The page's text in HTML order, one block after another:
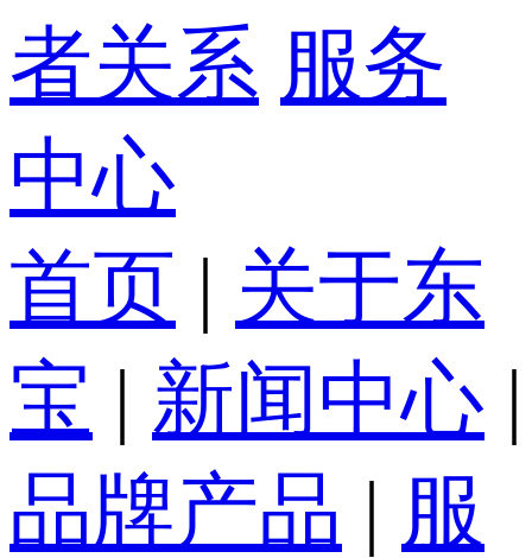
者关系 服务
中心
首页 | 关于东
宝 | 新闻中心 |
品牌产品 | 服